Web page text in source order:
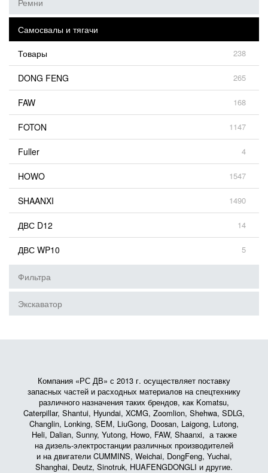
Ремни
Самосвалы и тягачи
Товары
238
DONG FENG 265
FAW 168
FOTON 1147
Fuller 4
HOWO 1547
SHAANXI 1490
ДВС D12 14
ДВС WP10 5
Фильтра
Экскаватор
Компания «РС ДВ» с 2013 г. осуществляет поставку
запасных частей и расходных материалов на спецтехнику
различного назначения таких брендов, как Komatsu,
Caterpillar, Shantui, Hyundai, XCMG, Zoomlion, Shehwa, SDLG,
Changlin, Lonking, SEM, LiuGong, Doosan, Laigong, Lutong,
Heli, Dalian, Sunny, Yutong, Howo, FAW, Shaanxi, а также
на дизель-электростанции различных производителей
и на двигатели CUMMINS, Weichai, DongFeng, Yuchai,
Shanghai, Deutz, Sinotruk, HUAFENGDONGLI и другие.